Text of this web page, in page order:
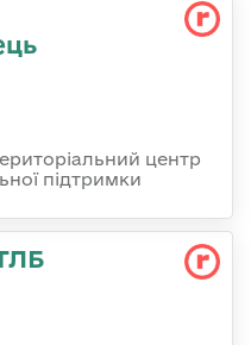
центр
підтримки